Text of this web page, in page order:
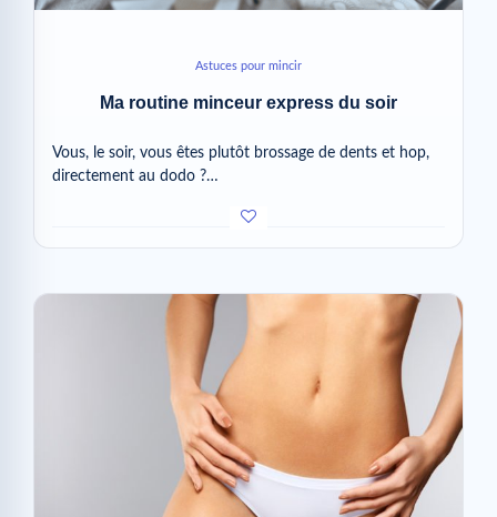
Astuces pour mincir
Ma routine minceur express du soir
Vous, le soir, vous êtes plutôt brossage de dents et hop,
directement au dodo ?…